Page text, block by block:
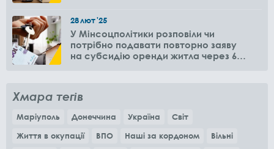
28лют'25
У Мінсоцполітики розповіли чи
потрібно подавати повторно заяву
на субсидію оренди житла через 6
Хмара тегів
Маріуполь Донеччина Україна
Світ
Життя в окупації
ВПО Наші за кордоном
Вільні